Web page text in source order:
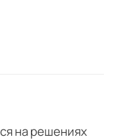
на решениях